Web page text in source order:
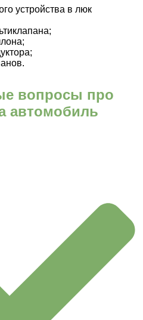
устройства в люк
вопросы про
автомобиль